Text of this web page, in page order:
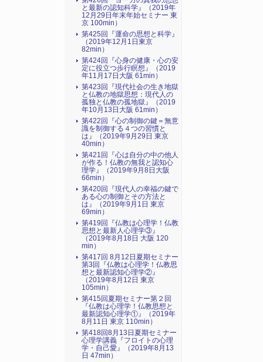
と最新の認知科学』（2019年
12月29日年末年始セミナー 東
京 100min）
第425回『運命の思想と科学』
（2019年12月1日東京
82min）
第424回『心身の健康・心の安
定に役立つ歩行瞑想』（2019
年11月17日大阪 61min）
第423回『現代社会の生き地獄
と仏教の地獄思想：現代人の
孤独と仏教の孤地獄』（2019
年10月13日大阪 61min）
第422回『心の制御の鍵＝無意
識を制御する４つの習慣と
は』（2019年9月29日 東京
40min）
第421回『心は自分の中の他人
が作る！仏教の無我と認知心
理学』（2019年9月8日大阪
66min）
第420回『現代人の幸福の鍵で
ある心の制御とその方法と
は』（2019年9月1日 東京
69min）
第419回『仏教は心理学！仏教
思想と最新人心理学③』
（2019年8月18日 大阪 120
min）
第417回 8月12日夏期セミナー
第3回『仏教は心理学！仏教思
想と最新認知心理学②』
（2019年8月12日 東京
105min）
第415回夏期セミナー第２回
『仏教は心理学！仏教思想と
最新認知心理学①』（2019年
8月11日 東京 110min）
第418回8月13日夏期セミナー
心理学講義『フロイトの心理
学・自己愛』（2019年8月13
日 47min）